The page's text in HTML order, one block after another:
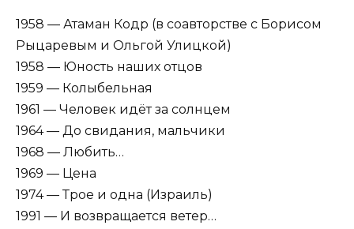
1958 — Атаман Кодр (в соавторстве с Борисом
Рыцаревым и Ольгой Улицкой)
1958 — Юность наших отцов
1959 — Колыбельная
1961 — Человек идёт за солнцем
1964 — До свидания, мальчики
1968 — Любить…
1969 — Цена
1974 — Трое и одна (Израиль)
1991 — И возвращается ветер…